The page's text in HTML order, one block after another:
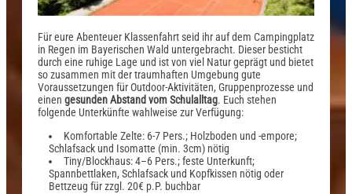
Für eure Abenteuer Klassenfahrt seid ihr auf dem Campingplatz
in Regen im Bayerischen Wald untergebracht. Dieser besticht
durch eine ruhige Lage und ist von viel Natur geprägt und bietet
so zusammen mit der traumhaften Umgebung gute
Voraussetzungen für Outdoor-Aktivitäten, Gruppenprozesse und
einen gesunden Abstand vom Schulalltag. Euch stehen
folgende Unterkünfte wahlweise zur Verfügung:
Komfortable Zelte: 6-7 Pers.; Holzboden und -empore;
Schlafsack und Isomatte (min. 3cm) nötig
Tiny/Blockhaus: 4–6 Pers.; feste Unterkunft;
Spannbettlaken, Schlafsack und Kopfkissen nötig oder
Bettzeug für zzgl. 20€ p.P. buchbar